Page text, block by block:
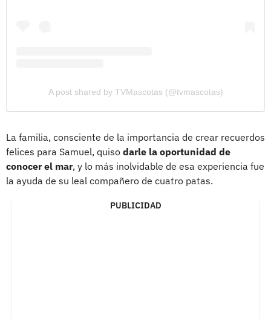
A post shared by TVMascotas (@tvmascotas)
La familia, consciente de la importancia de crear recuerdos
felices para Samuel, quiso darle la oportunidad de
conocer el mar, y lo más inolvidable de esa experiencia fue
la ayuda de su leal compañero de cuatro patas.
PUBLICIDAD